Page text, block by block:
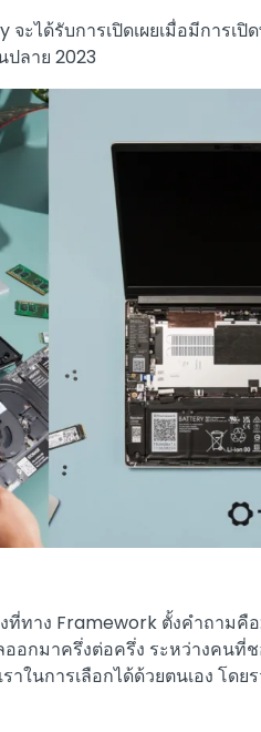
ะได้รับการเปิดเผยเมื่อมีการเ
ลาย 2023
ทาง Framework ตั้งคำถามคื
อกมาครึ่งต่อครึ่ง ระหว่างคนที่
ในการเลือกได้ด้วยตนเอง โดย